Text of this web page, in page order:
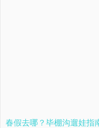
春假去哪？毕棚沟遛娃指